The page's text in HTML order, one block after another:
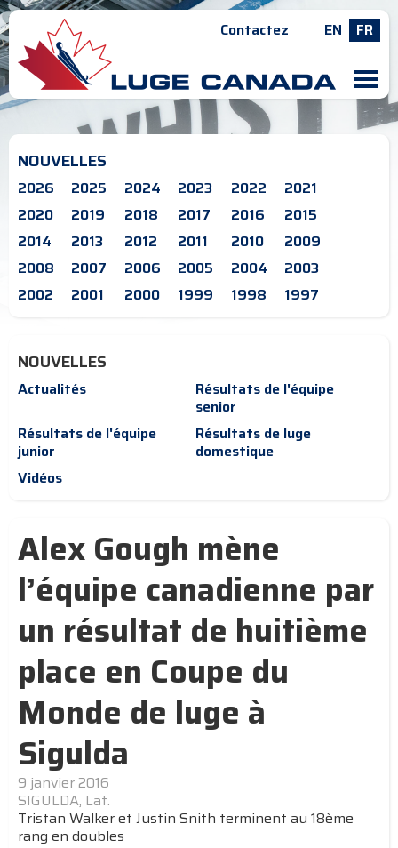
Contactez EN FR
M
NOUVELLES
2026 2025 2024 2023 2022
2021
2020
2019 2018 2017 2016
2015
2014
2013 2012 2011 2010
2009
2008
2007 2006 2005 2004
2003
2002
2001 2000 1999 1998 1997
NOUVELLES
Actualités
Résultats de l'équipe
senior
Résultats de l'équipe
junior
Résultats de luge
domestique
Vidéos
Alex Gough mène
l’équipe canadienne par
un résultat de huitième
place en Coupe du
Monde de luge à
Sigulda
9 janvier 2016
SIGULDA, Lat.
Tristan Walker et Justin Snith terminent au 18ème
rang en doubles